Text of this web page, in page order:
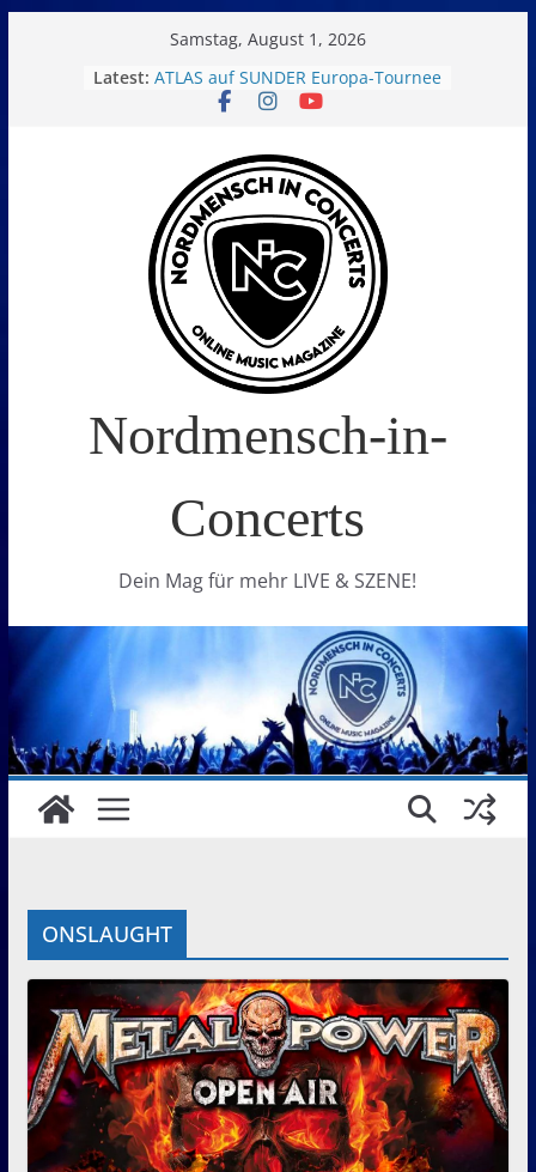
Samstag, August 1, 2026
Latest: ATLAS auf SUNDER Europa-Tournee
Oelde Open Air 2026
Metal und Camping in
Freißenbüttel (Ausverkauft!)
FEED THE SICKNESS im Interview
I Prevail – Violent Nature Europe
Tour
Nordmensch-in-
Concerts
Dein Mag für mehr LIVE & SZENE!
ONSLAUGHT